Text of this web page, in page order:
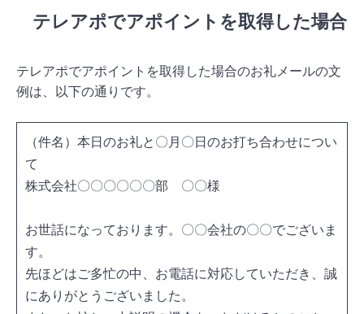
テレアポでアポイントを取得した場合
テレアポでアポイントを取得した場合のお礼メールの文
例は、以下の通りです。
（件名）本日のお礼と〇月〇日のお打ち合わせについ
て
株式会社〇〇〇〇〇〇部 〇〇様
お世話になっております。〇〇会社の〇〇でございま
す。
先ほどはご多忙の中、お電話に対応していただき、誠
にありがとうございました。